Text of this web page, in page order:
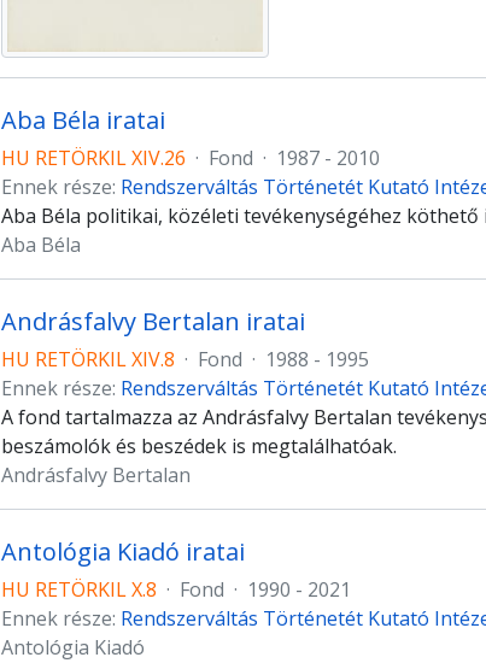
Aba Béla iratai
HU RETÖRKIL XIV.26 · Fond · 1987 - 2010
Ennek része: Rendszerváltás Történetét Kutató
Aba Béla politikai, közéleti tevékenységéhez
Aba Béla
Andrásfalvy Bertalan iratai
HU RETÖRKIL XIV.8 · Fond · 1988 - 1995
Ennek része: Rendszerváltás Történetét Kutató
A fond tartalmazza az Andrásfalvy Bertalan
beszámolók és beszédek is megtalálhatóak.
Andrásfalvy Bertalan
Antológia Kiadó iratai
HU RETÖRKIL X.8 · Fond · 1990 - 2021
Ennek része: Rendszerváltás Történetét Kutató
Antológia Kiadó